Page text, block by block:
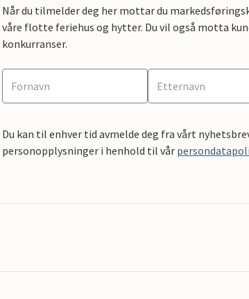
Når du tilmelder deg her mottar du
våre flotte feriehus og hytter. Du vil også motta
konkurranser.
Du kan til enhver tid avmelde deg fra vårt
personopplysninger i henhold til vår